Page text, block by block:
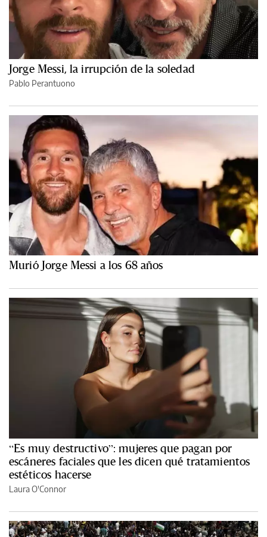
Jorge Messi, la irrupción de la soledad
Pablo Perantuono
Murió Jorge Messi a los 68 años
“Es muy destructivo”: mujeres que pagan por
escáneres faciales que les dicen qué tratamientos
estéticos hacerse
Laura O'Connor